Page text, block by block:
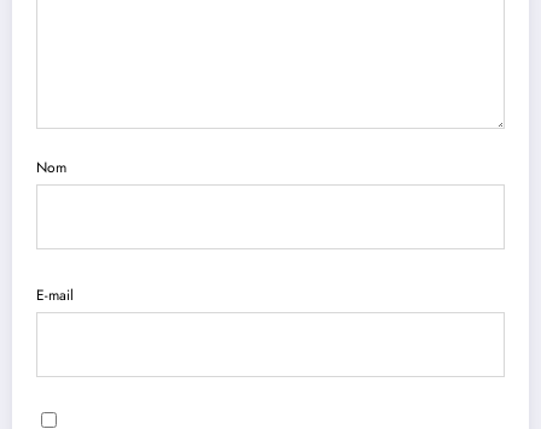
Nom
E-mail